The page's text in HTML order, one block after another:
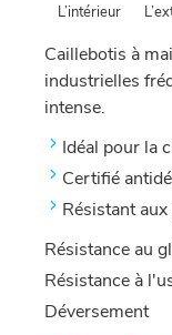
L’intérieur
Caillebotis à
industrielles
intense.
Idéal pour la
Certifié
Résistant
Résistance au
4/4
Résistance à
4/4
Déversement
2/4